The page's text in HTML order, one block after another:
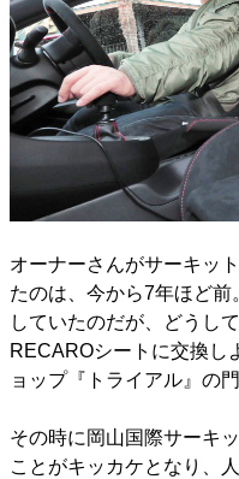
オーナーさんがサーキッ
たのは、今から7年ほど
していたのだが、どうし
RECAROシートに交換し
ョップ『トライアル』の
その時に岡山国際サーキ
ことがキッカケとなり、